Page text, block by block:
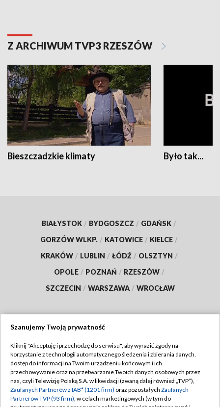
Z ARCHIWUM TVP3 RZESZÓW
Bieszczadzkie klimaty Było tak...
BIAŁYSTOK / BYDGOSZCZ / GDAŃSK /
GORZÓW WLKP. / KATOWICE / KIELCE /
KRAKÓW / LUBLIN / ŁÓDŹ / OLSZTYN /
OPOLE / POZNAŃ / RZESZÓW /
SZCZECIN / WARSZAWA / WROCŁAW
TVP
Abonament TVP
Emisja w TVP
Centrum informacji TVP
Regulamin TVP
Polityka prywatności
Szanujemy Twoją prywatność
Kliknij "Akceptuję i przechodzę do serwisu", aby wyrazić zgody na
korzystanie z technologii automatycznego śledzenia i zbierania danych,
dostęp do informacji na Twoim urządzeniu końcowym i ich
przechowywanie oraz na przetwarzanie Twoich danych osobowych przez
nas, czyli Telewizję Polską S.A. w likwidacji (zwaną dalej również „TVP”),
Zaufanych Partnerów z IAB* (1201 firm) oraz pozostałych Zaufanych
Partnerów TVP (93 firm), w celach marketingowych (w tym do